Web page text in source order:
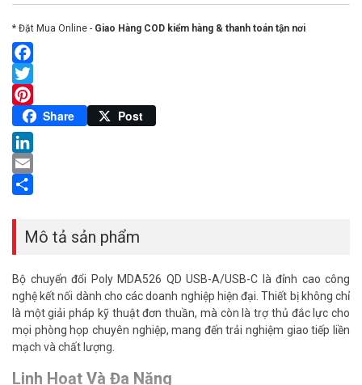
* Đặt Mua Online - Giao Hàng COD kiểm hàng & thanh toán tận nơi
Facebook
Twitter
Pinterest
Share Post
LinkedIn
Email
Mô tả sản phẩm
Bộ chuyển đổi Poly MDA526 QD USB-A/USB-C là đỉnh cao công
nghệ kết nối dành cho các doanh nghiệp hiện đại. Thiết bị không chỉ
là một giải pháp kỹ thuật đơn thuần, mà còn là trợ thủ đắc lực cho
mọi phòng họp chuyên nghiệp, mang đến trải nghiệm giao tiếp liền
mạch và chất lượng.
Linh Hoạt Và Đa Năng